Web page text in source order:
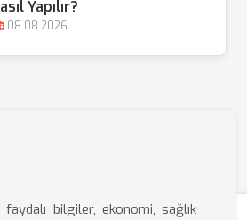
Yapılır?
08.08.2026
bilgiler, ekonomi, sağlık